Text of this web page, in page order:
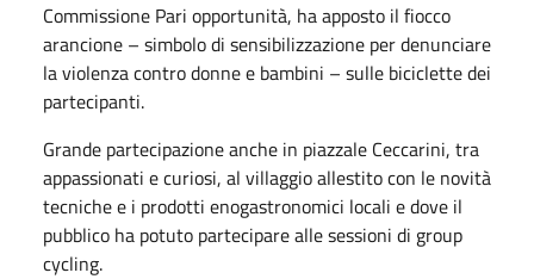
Commissione Pari opportunità, ha apposto il fiocco
arancione – simbolo di sensibilizzazione per denunciare
la violenza contro donne e bambini – sulle biciclette dei
partecipanti.
Grande partecipazione anche in piazzale Ceccarini, tra
appassionati e curiosi, al villaggio allestito con le novità
tecniche e i prodotti enogastronomici locali e dove il
pubblico ha potuto partecipare alle sessioni di group
cycling.